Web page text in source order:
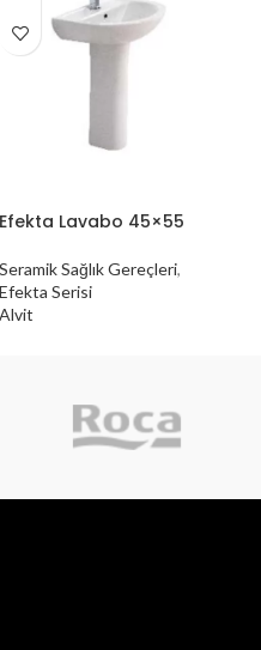
Efekta Lavabo 45×55
Seramik Sağlık Gereçleri,
Efekta Serisi
Alvit